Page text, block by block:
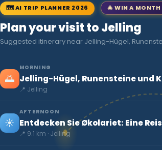
🗺 AI TRIP PLANNER 2026 🎄 WIN A
Plan your visit to Jelling
Suggested itinerary near Jelling-Hügel,
🌅
MORNING
Jelling-Hügel, Runensteine und
📍 Jelling
☀️
AFTERNOON
Entdecken Sie Økolariet: Eine
📍 9.1 km · Jelling